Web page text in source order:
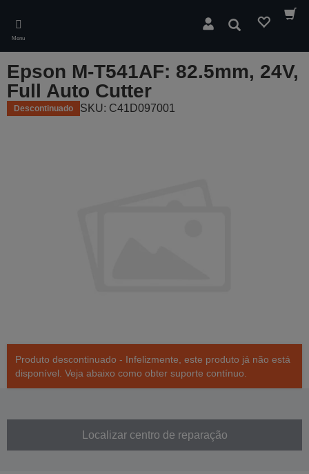
main
content
Menu
Pesquisar
Epson M-T541AF: 82.5mm, 24V,
Full Auto Cutter
Descontinuado SKU: C41D097001
Produto descontinuado - Infelizmente, este produto já não está
disponível. Veja abaixo como obter suporte contínuo.
Localizar centro de reparação